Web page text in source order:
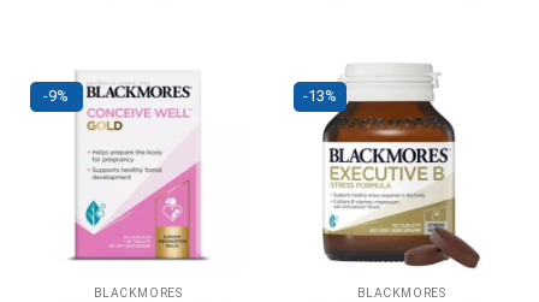
-9%
BLACKMORES
-13%
BLACKMORES